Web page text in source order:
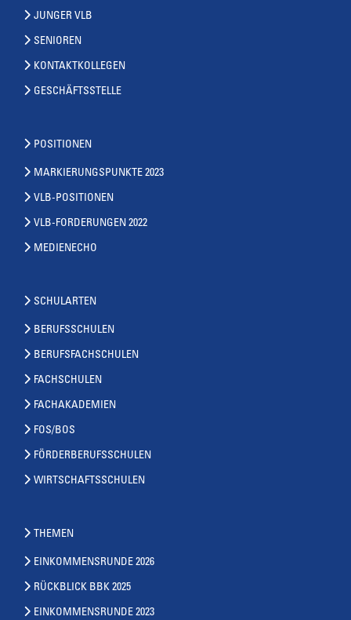
JUNGER VLB
SENIOREN
KONTAKTKOLLEGEN
GESCHÄFTSSTELLE
POSITIONEN
MARKIERUNGSPUNKTE 2023
VLB-POSITIONEN
VLB-FORDERUNGEN 2022
MEDIENECHO
SCHULARTEN
BERUFSSCHULEN
BERUFSFACHSCHULEN
FACHSCHULEN
FACHAKADEMIEN
FOS/BOS
FÖRDERBERUFSSCHULEN
WIRTSCHAFTSSCHULEN
THEMEN
EINKOMMENSRUNDE 2026
RÜCKBLICK BBK 2025
EINKOMMENSRUNDE 2023